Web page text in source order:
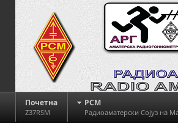
Почетна
Z37RSM
РСМ
Радиоаматерски Сојуз на